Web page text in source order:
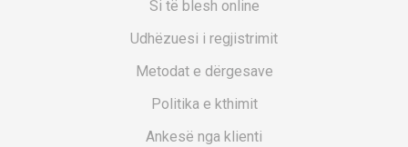
Si të blesh online
Udhëzuesi i regjistrimit
Metodat e dërgesave
Politika e kthimit
Ankesë nga klienti